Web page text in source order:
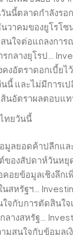
นนี้ตลาดกำลังรอ
นวาคมของยูโรโ
นใจต่อแถลงกา
กลางยุโรป…
งอัตราดอกเบี้ยไ
นี้ และไม่มีการเ
นอัตราผลตอบแท
ลยอดค้าปลีกแล
ของสัปดาห์วันห
อยข้อมูลเชิงลึกเ
สหรัฐฯ…
จกับการตัดสินใจ
ลางสหรัฐ…
มสนใจกับข้อมูลเ